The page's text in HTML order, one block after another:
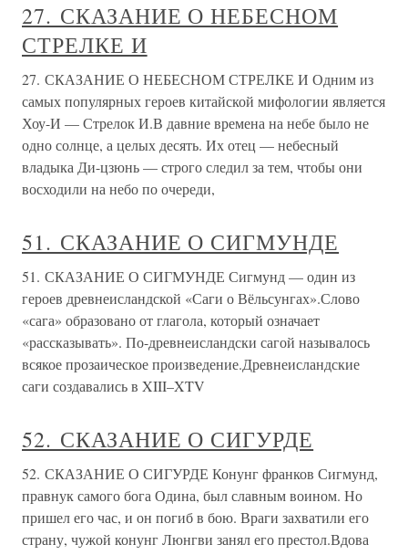
27. СКАЗАНИЕ О НЕБЕСНОМ
СТРЕЛКЕ И
27. СКАЗАНИЕ О НЕБЕСНОМ СТРЕЛКЕ И Одним из
самых популярных героев китайской мифологии является
Хоу-И — Стрелок И.В давние времена на небе было не
одно солнце, а целых десять. Их отец — небесный
владыка Ди-цзюнь — строго следил за тем, чтобы они
восходили на небо по очереди,
51. СКАЗАНИЕ О СИГМУНДЕ
51. СКАЗАНИЕ О СИГМУНДЕ Сигмунд — один из
героев древнеисландской «Саги о Вёльсунгах».Слово
«сага» образовано от глагола, который означает
«рассказывать». По-древнеисландски сагой называлось
всякое прозаическое произведение.Древнеисландские
саги создавались в XIII–XTV
52. СКАЗАНИЕ О СИГУРДЕ
52. СКАЗАНИЕ О СИГУРДЕ Конунг франков Сигмунд,
правнук самого бога Одина, был славным воином. Но
пришел его час, и он погиб в бою. Враги захватили его
страну, чужой конунг Люнгви занял его престол.Вдова